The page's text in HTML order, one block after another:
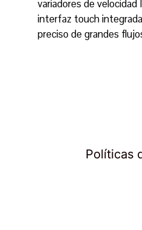
Políticas
variadores de
interfaz touch
preciso de grandes